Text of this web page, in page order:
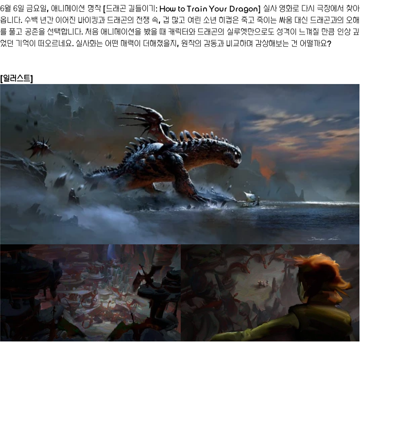
6월 6일 금요일, 애니메이션 명작 [드래곤 길들이기: How to Train Your Dragon] 실사 영화로 다시 극장에서 찾아
옵니다. 수백 년간 이어진 바이킹과 드래곤의 전쟁 속, 겁 많고 여린 소년 히컵은 죽고 죽이는 싸움 대신 드래곤과의 오해
를 풀고 공존을 선택합니다. 처음 애니메이션을 봤을 때 캐릭터와 드래곤의 실루엣만으로도 성격이 느껴질 만큼 인상 깊
었던 기억이 떠오르네요. 실사화는 어떤 매력이 더해졌을지, 원작의 감동과 비교하며 감상해보는 건 어떨까요?
[일러스트]